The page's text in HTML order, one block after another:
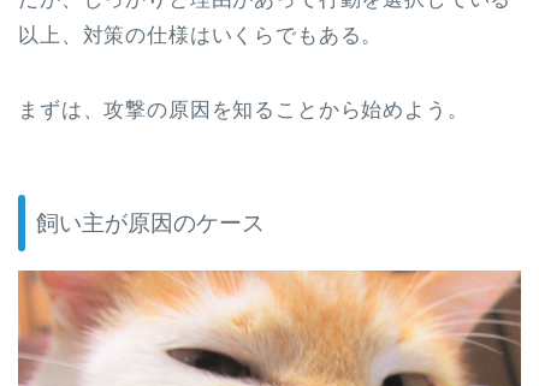
以上、対策の仕様はいくらでもある。
まずは、攻撃の原因を知ることから始めよう。
飼い主が原因のケース